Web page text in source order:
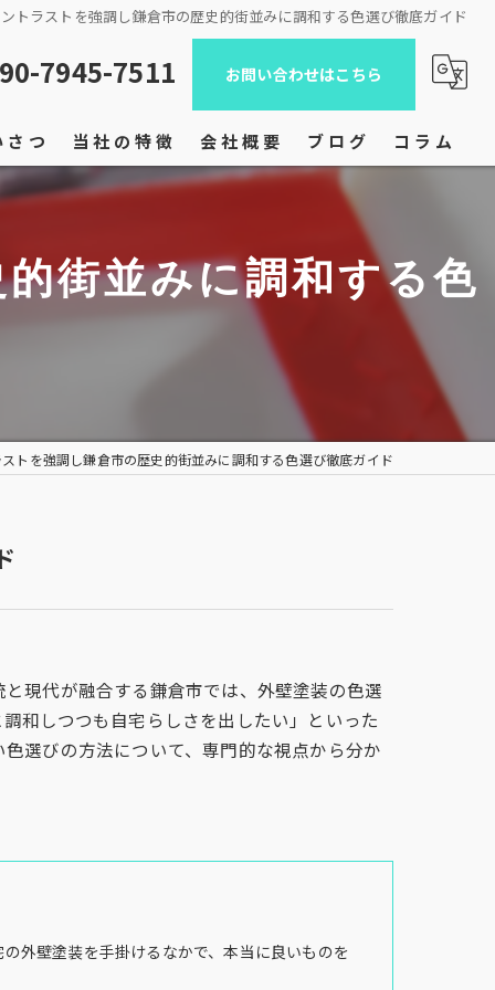
トラストを強調し鎌倉市の歴史的街並みに調和する色選び徹底ガイド
7945-7511 お問い合わせはこちら
つ 当社の特徴
内装塗装
会社概要 ブログ コラム
街並みに調和する色
トを強調し鎌倉市の歴史的街並みに調和する色選び徹底ガイド
現代が融合する鎌倉市では、外壁塗装の色選
和しつつも自宅らしさを出したい」といった
選びの方法について、専門的な視点から分か
外壁塗装を手掛けるなかで、本当に良いものを